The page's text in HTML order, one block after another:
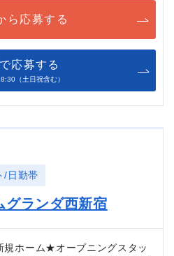
ら応募する
応募する
（土日祝含む）
/日勤帯
グランダ西新宿
ホーム★オープニングスタッ